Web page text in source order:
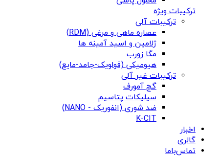
ترکیبات ویژه
ترکیبات آلی
عصاره ماهی و مرغی (RDM)
ژلامین و اسید آمینه ها
مگا زورب
هیومیکی (فولویک-جامد-مایع)
ترکیبات غیر آلی
گچ آمورف
سیلیکات پتاسیم
ضد شوری (انفوریک - NANO)
K-CIT
اخبار
گالری
تماس‌باما